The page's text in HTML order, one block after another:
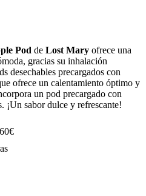
Pod de Lost Mary ofrece una
gracias su inhalación
desechables precargados con
ofrece un calentamiento óptimo y
un pod precargado con
¡Un sabor dulce y refrescante!